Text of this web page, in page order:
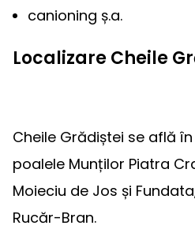
canioning ș.a.
Localizare Cheile
Cheile Grădiștei se află
poalele Munților Piatra
Moieciu de Jos și
Rucăr-Bran.